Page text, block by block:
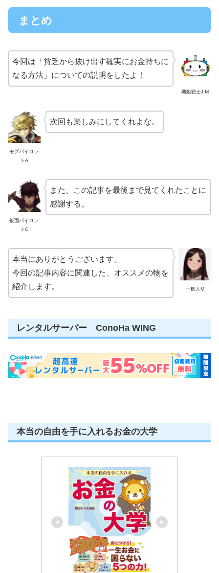
まとめ
機動戦士JIM
今回は「貧乏から抜け出す確実にお金持ちに
なる方法」についての説明をしたよ！
モブパイロッ
トA
次回も楽しみにしてくれよな。
仮面パイロッ
トC
また、この記事を最後まで見てくれたことに
感謝する。
一般人M
本当にありがとうございます。
今回の記事内容に関連した、オススメの物を
紹介します。
レンタルサーバー ConoHa WING
本当の自由を手に入れるお金の大学